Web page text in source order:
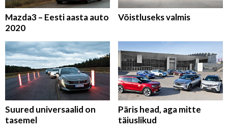
Mazda3 – Eesti aasta auto
2020
Võistluseks valmis
Suured universaalid on
tasemel
Päris head, aga mitte
täiuslikud